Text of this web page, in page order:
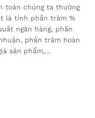
toán chúng ta thường
là tính phần trăm %
ngân hàng, phần
phần trăm hoàn
sản phẩm,…